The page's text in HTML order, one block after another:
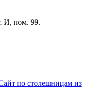
И, пом. 99.
по столешницам из